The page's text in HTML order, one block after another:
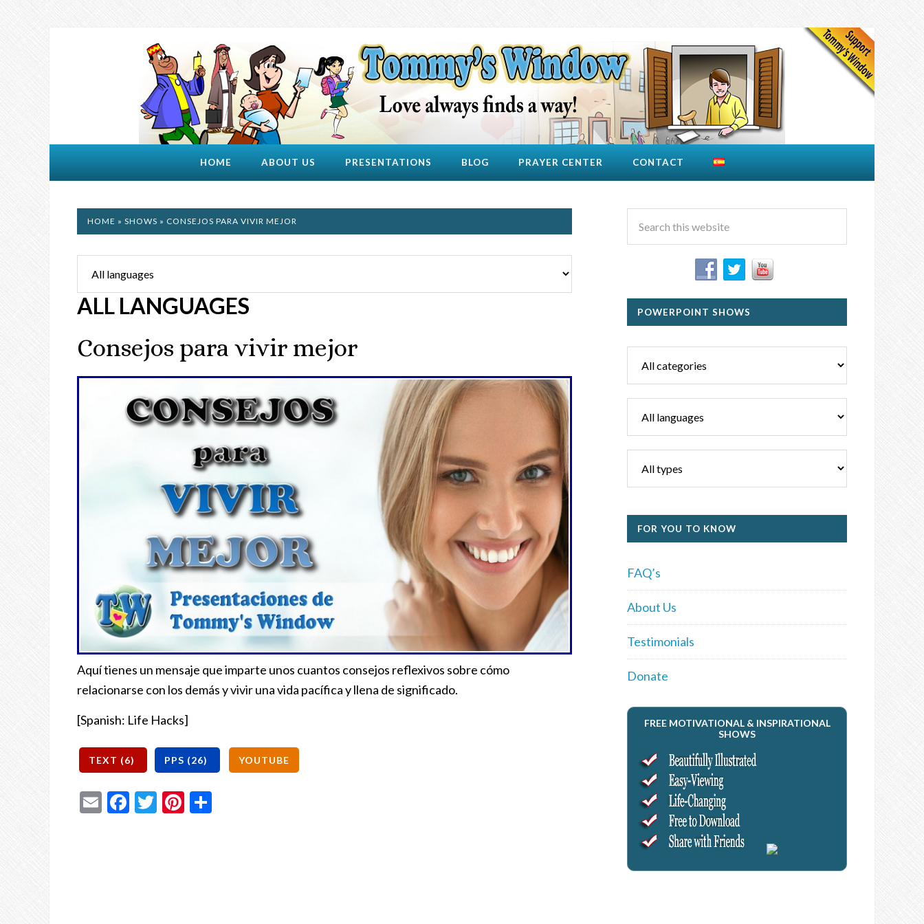
HOME ABOUT US PRESENTATIONS BLOG PRAYER CENTER CONTACT
HOME » SHOWS » CONSEJOS PARA VIVIR MEJOR
ALL LANGUAGES
Consejos para vivir mejor
Aquí tienes un mensaje que imparte unos cuantos consejos reflexivos sobre cómo
relacionarse con los demás y vivir una vida pacífica y llena de significado.
[Spanish: Life Hacks]
EmailFacebook
TwitterPinterest
POWERPOINT SHOWS
FOR YOU TO KNOW
FAQ’s
About Us
Testimonials
Donate
FREE MOTIVATIONAL & INSPIRATIONAL
SHOWS